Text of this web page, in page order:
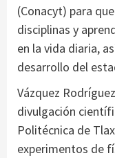
(Conacyt) para
disciplinas y
en la vida diaria,
desarrollo del
Vázquez
divulgación
Politécnica de
experimentos de